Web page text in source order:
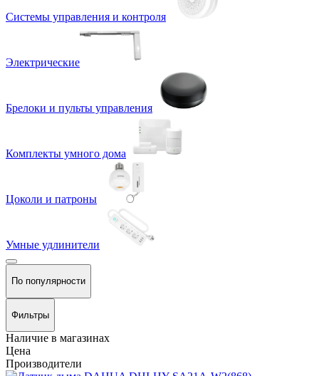
Системы управления и контроля
Электрические
Брелоки и пульты управления
Комплекты умного дома
Цоколи и патроны
Умные удлинители
По популярности
Фильтры
Наличие в магазинах
Цена
Производители